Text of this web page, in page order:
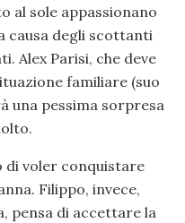
al sole appassionano
causa degli scottanti
Alex Parisi, che deve
familiare (suo
una pessima sorpresa
di voler conquistare
Filippo, invece,
pensa di accettare la